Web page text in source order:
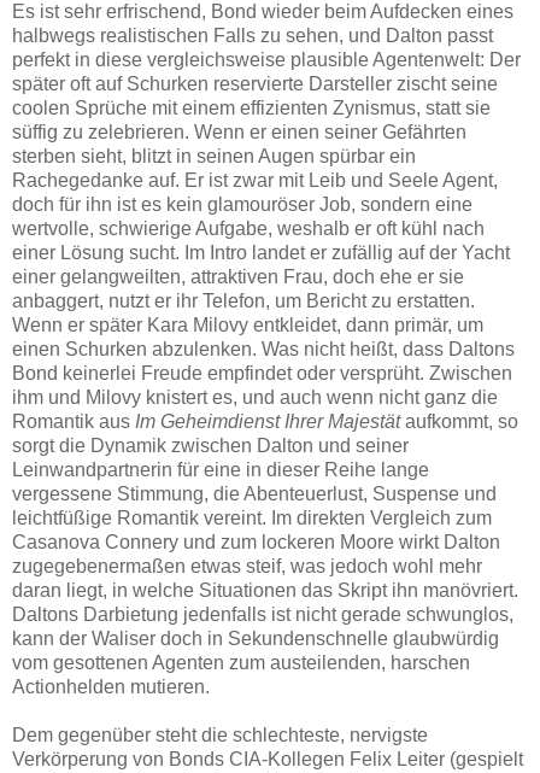
Es ist sehr erfrischend, Bond wieder beim Aufdecken eines
halbwegs realistischen Falls zu sehen, und Dalton passt
perfekt in diese vergleichsweise plausible Agentenwelt: Der
später oft auf Schurken reservierte Darsteller zischt seine
coolen Sprüche mit einem effizienten Zynismus, statt sie
süffig zu zelebrieren. Wenn er einen seiner Gefährten
sterben sieht, blitzt in seinen Augen spürbar ein
Rachegedanke auf. Er ist zwar mit Leib und Seele Agent,
doch für ihn ist es kein glamouröser Job, sondern eine
wertvolle, schwierige Aufgabe, weshalb er oft kühl nach
einer Lösung sucht. Im Intro landet er zufällig auf der Yacht
einer gelangweilten, attraktiven Frau, doch ehe er sie
anbaggert, nutzt er ihr Telefon, um Bericht zu erstatten.
Wenn er später Kara Milovy entkleidet, dann primär, um
einen Schurken abzulenken. Was nicht heißt, dass Daltons
Bond keinerlei Freude empfindet oder versprüht. Zwischen
ihm und Milovy knistert es, und auch wenn nicht ganz die
Romantik aus Im Geheimdienst Ihrer Majestätaufkommt, so
sorgt die Dynamik zwischen Dalton und seiner
Leinwandpartnerin für eine in dieser Reihe lange
vergessene Stimmung, die Abenteuerlust, Suspense und
leichtfüßige Romantik vereint. Im direkten Vergleich zum
Casanova Connery und zum lockeren Moore wirkt Dalton
zugegebenermaßen etwas steif, was jedoch wohl mehr
daran liegt, in welche Situationen das Skript ihn manövriert.
Daltons Darbietung jedenfalls ist nicht gerade schwunglos,
kann der Waliser doch in Sekundenschnelle glaubwürdig
vom gesottenen Agenten zum austeilenden, harschen
Actionhelden mutieren.
Dem gegenüber steht die schlechteste, nervigste
Verkörperung von Bonds CIA-Kollegen Felix Leiter (gespielt